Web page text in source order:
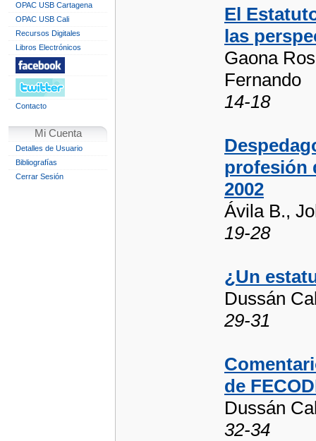
OPAC USB Cartagena
OPAC USB Cali
Recursos Digitales
Libros Electrónicos
Contacto
Mi Cuenta
Detalles de Usuario
Bibliografías
Cerrar Sesión
El
las
Gaona
Fernando
14-18
profesión
2002
Ávila B.,
19-28
¿Un
Dussán
29-31
de
Dussán
32-34